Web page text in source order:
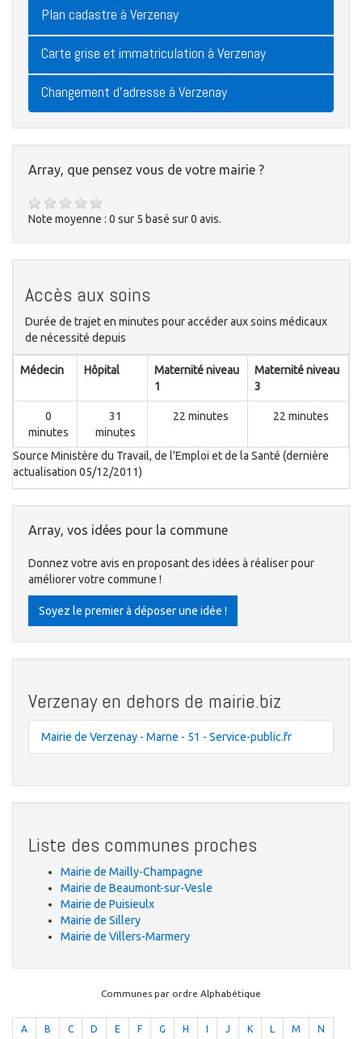
Plan cadastre à Verzenay
Carte grise et immatriculation à Verzenay
Changement d'adresse à Verzenay
Array, que pensez vous de votre mairie ?
Note moyenne : 0 sur 5 basé sur0 avis.
Accès aux soins
Durée de trajet en minutes pour accéder aux soins médicaux
de nécessité depuis
Médecin Hôpital
Maternité niveau
1
Maternité niveau
3
0
minutes
31
minutes
22 minutes 22 minutes
Source Ministère du Travail, de l'Emploi et de la Santé (dernière
actualisation 05/12/2011)
Array, vos idées pour la commune
Donnez votre avis en proposant des idées à réaliser pour
améliorer votre commune !
Soyez le premier à déposer une idée !
Verzenay en dehors de mairie.biz
Mairie de Verzenay - Marne - 51 - Service-public.fr
Liste des communes proches
Mairie de Mailly-Champagne
Mairie de Beaumont-sur-Vesle
Mairie de Puisieulx
Mairie de Sillery
Mairie de Villers-Marmery
Communes par ordre Alphabétique
A B C D E F G H J K L M N